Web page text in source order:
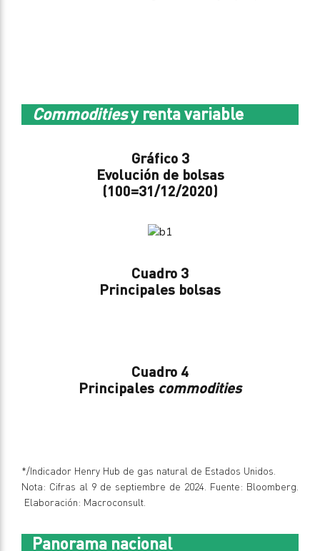
Commoditiesy renta variable
Gráfico 3
Evolución de bolsas
(100=31/12/2020)
Cuadro 3
Principales bolsas
Cuadro 4
Principales commodities
*/Indicador Henry Hub de gas natural de Estados Unidos.
Nota: Cifras al 9 de septiembre de 2024. Fuente: Bloomberg.
Elaboración: Macroconsult.
Panorama nacional